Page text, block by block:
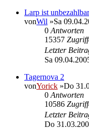
Larp ist
vonWil »Sa
0 Antworten
15357
Letzter
Sa
Tagernova 2
vonYorick »Do
0 Antworten
10586
Letzter
Do